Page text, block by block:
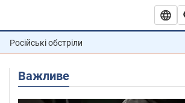
Російські обстріли
Важливе